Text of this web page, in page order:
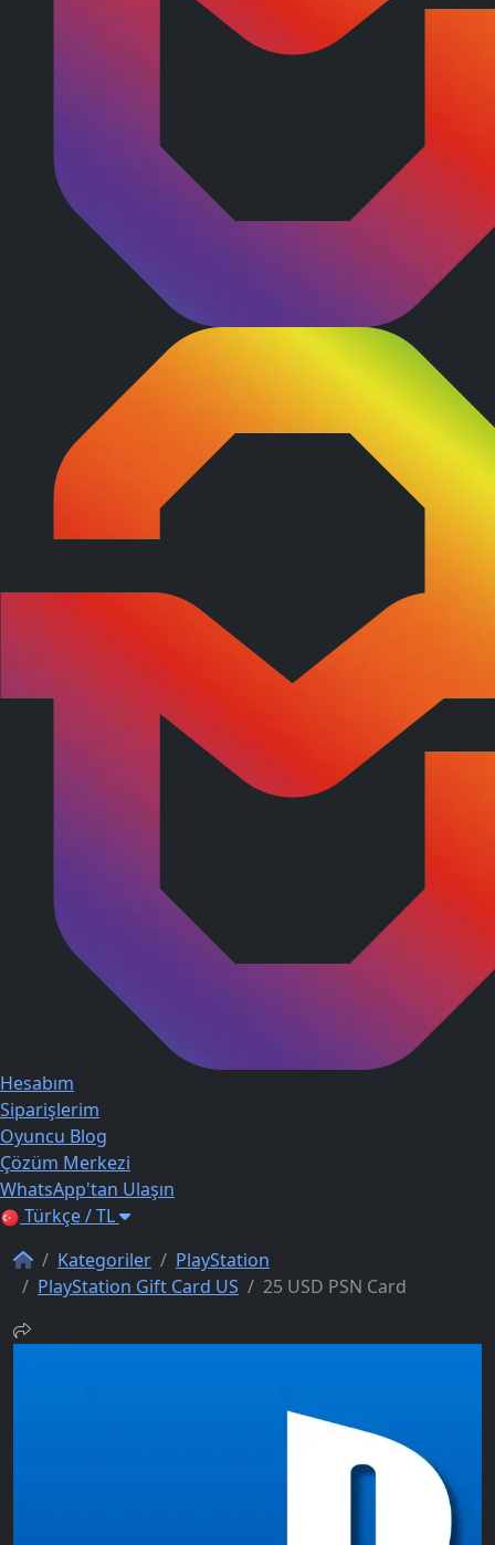
Hesabım
Siparişlerim
Oyuncu Blog
Çözüm Merkezi
WhatsApp'tan Ulaşın
Türkçe / TL
Kategoriler
PlayStation
PlayStation Gift Card US
25 USD PSN Card